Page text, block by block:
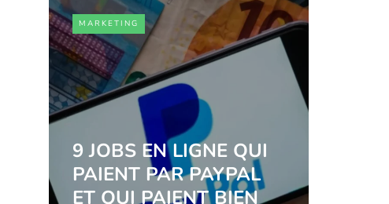
MARKETING
9 JOBS EN LIGNE QUI
PAIENT PAR PAYPAL
ET QUI PAIENT BIEN